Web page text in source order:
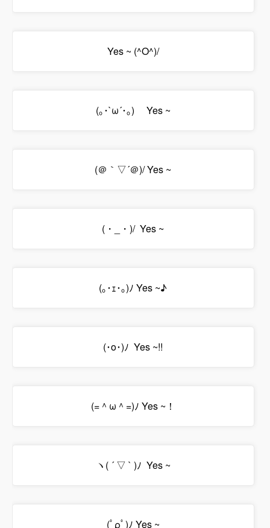
Yes ~ (^O^)/
(｡･`ω´･｡)ゞ Yes ~
(＠｀▽´＠)/ Yes ~
(・_・)/ Yes ~
(｡･ｪ･｡)ﾉ Yes ~♪
(･o･)ﾉ Yes ~!!
(=＾ω＾=)ﾉ Yes ~！
ヽ( ´ ▽ ` )ﾉ Yes ~
(ﾟρﾟ)ﾉ Yes ~